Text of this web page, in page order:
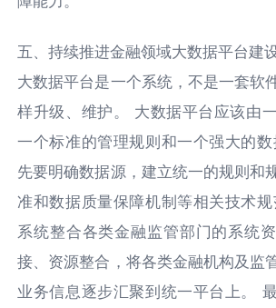
五、持续推进金融领域大数据平台建
大数据平台是一个系统，不是一套软
样升级、维护。 大数据平台应该由
一个标准的管理规则和一个强大的
先要明确数据源，建立统一的规则和
准和数据质量保障机制等相关技术
系统整合各类金融监管部门的系统
接、资源整合，将各类金融机构及监
业务信息逐步汇聚到统一平台上。